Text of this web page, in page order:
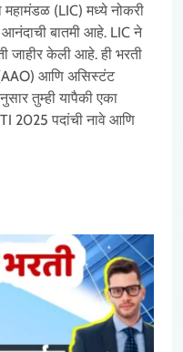
महामंडळ (LIC) मध्ये नोकरी
बातमी आहे. LIC ने
जाहीर केली आहे. ही भरती
आणि असिस्टंट
तुम्ही यापैकी एका
2025 पदांची नावे आणि